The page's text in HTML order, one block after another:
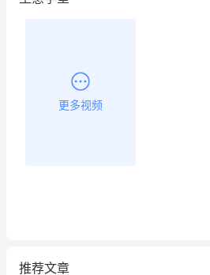
更多视频
推荐文章